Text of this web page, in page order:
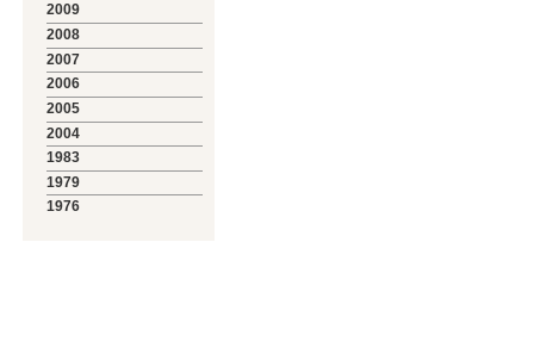
2009
2008
2007
2006
2005
2004
1983
1979
1976